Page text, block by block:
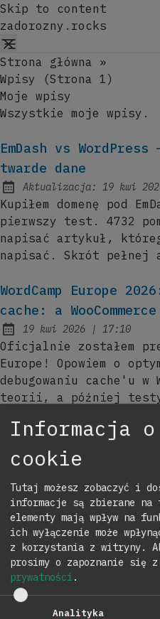
Skip to content
zadorozny.rocks
Strona główna
»
Wpisy (strona 1)
Moje wpisy
Wszystkie moje wpisy.
EmDash vs
twarde dane
Aktualizacja: 19 kwi
Kupiłem domenę pod
pierwszy test. 4732
napisać artykuł,
napisać. Skrót pełnej
WordCamp Europe
cache: a
Published:
19 kwi 2026 | at
17:10
Oficjalnie zostałem
Europe! Opowiem o
debugowaniu cache'u w
teorii, a później testy
Pierwszy test
29 mar 2026
Testy wydajnościowe
sklep w ogóle działa
pozwala Ci to
jak zacząć.
Automatyczne
WordPress z
Aktualizacja: 24 mar 2026
Informacja
cookie
Tutaj możesz zobaczyć i
informacje są zbierane
elementy mają wpływ na
ich wyłączenie może
z korzystania z witryny.
prosimy o zapoznanie się z
prywatności .
Analityka